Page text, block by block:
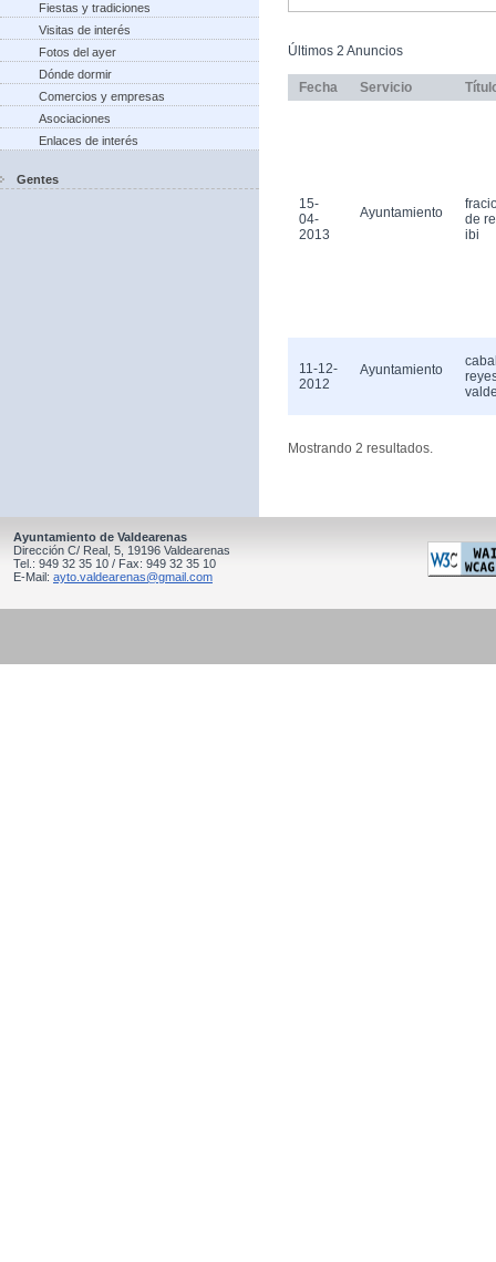
Fiestas y tradiciones
Visitas de interés
Fotos del ayer
Dónde dormir
Comercios y empresas
Asociaciones
Enlaces de interés
Gentes
Últimos 2 Anuncios
Fecha Servicio
15-
04-
2013
Ayuntamiento
de
ibi
11-12-
2012
Ayuntamiento
Mostrando 2 resultados.
Ayuntamiento de Valdearenas
Dirección C/ Real, 5, 19196 Valdearenas
Tel.: 949 32 35 10 / Fax: 949 32 35 10
E-Mail: ayto.valdearenas@gmail.com